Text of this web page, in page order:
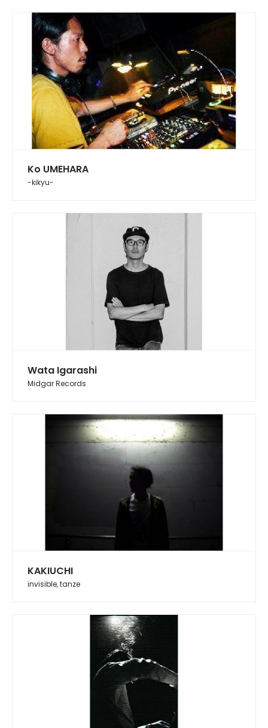
Ko UMEHARA
-kikyu-
Wata Igarashi
Midgar Records
KAKIUCHI
invisible, tanze